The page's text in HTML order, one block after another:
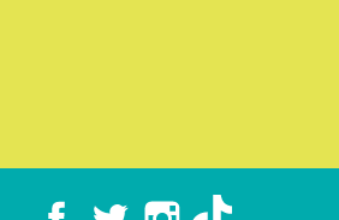
FacebookTwitter Instagram